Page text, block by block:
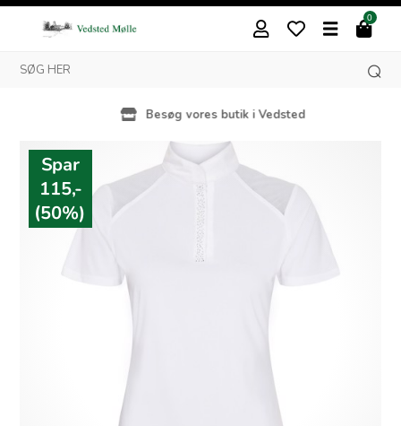
0
Besøg vores butik i Vedsted
Spar
115,-
(50%)